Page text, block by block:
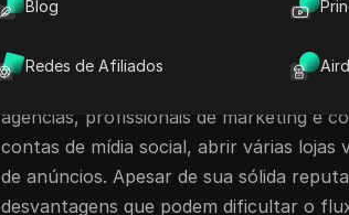
Blog
Redes de Afiliados
limitações deste
Multilogin é amplamente considerado
antidetecção mais bem estabelecidos no
agências, profissionais de marketing e
contas de mídia social, abrir várias lojas
de anúncios. Apesar de sua sólida
desvantagens que podem dificultar o